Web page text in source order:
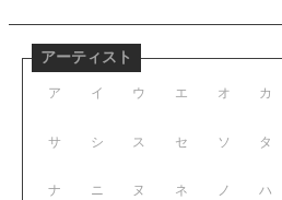
アーティスト
ア イ ウ エ オ
サ シ ス セ ソ
ナ ニ ヌ ネ ノ
カ
タ
ハ